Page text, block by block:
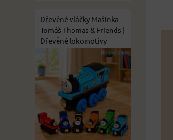
Dřevěné vláčky Mašinka
Tomáš Thomas & Friends |
Dřevěné lokomotivy